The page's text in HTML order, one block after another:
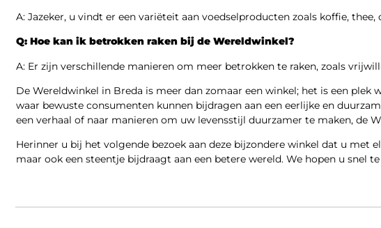
A: Jazeker, u vindt er een variëteit aan voedselproducten zoals koffie,
Q: Hoe kan ik betrokken raken bij de Wereldwinkel?
A: Er zijn verschillende manieren om meer betrokken te raken, zoals
De Wereldwinkel in Breda is meer dan zomaar een winkel; het is een plek
waar bewuste consumenten kunnen bijdragen aan een eerlijke en
een verhaal of naar manieren om uw levensstijl duurzamer te maken, de
Herinner u bij het volgende bezoek aan deze bijzondere winkel dat u met
maar ook een steentje bijdraagt aan een betere wereld. We hopen u snel